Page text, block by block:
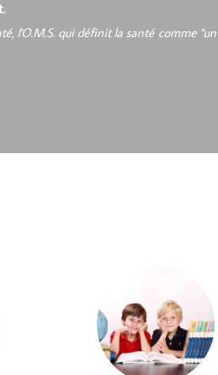
l'O.M.S. qui définit la santé comme